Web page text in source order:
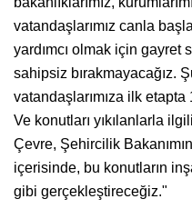
vatandaşlarımız canla
yardımcı olmak için gayret
sahipsiz bırakmayacağız.
vatandaşlarımıza ilk
Ve konutları yıkılanlarla
Çevre, Şehircilik
içerisinde, bu konutların
gibi gerçekleştireceğiz."